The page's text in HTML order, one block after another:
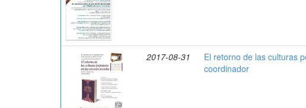
2017-08-31
El retorno de las culturas
coordinador